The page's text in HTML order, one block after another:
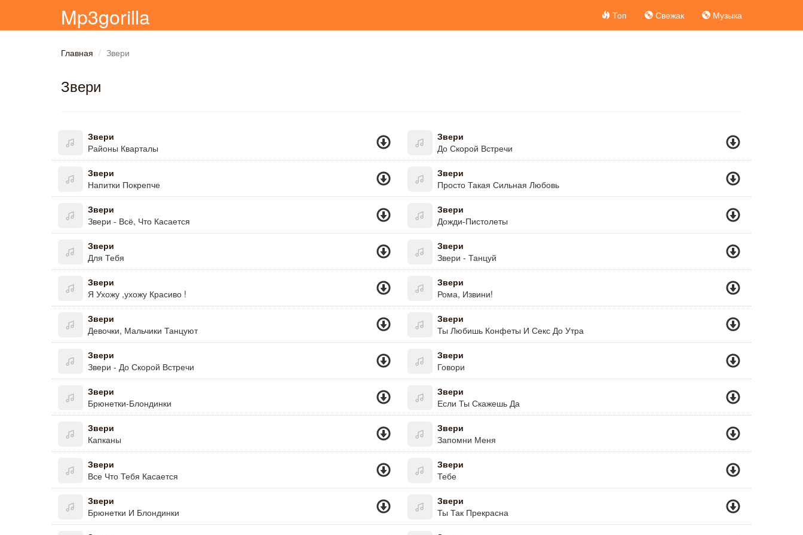
Mp3gorilla Топ Свежак Музыка
Главная Звери
Звери
Звери
Районы Кварталы
Звери
До Скорой Встречи
Звери
Напитки Покрепче
Звери
Просто Такая Сильная Любовь
Звери
Звери - Всё, Что Касается
Звери
Дожди-Пистолеты
Звери
Для Тебя
Звери
Звери - Танцуй
Звери
Я Ухожу ,ухожу Красиво !
Звери
Рома, Извини!
Звери
Девочки, Мальчики Танцуют
Звери
Ты Любишь Конфеты И Секс До Утра
Звери
Звери - До Скорой Встречи
Звери
Говори
Звери
Брюнетки-Блондинки
Звери
Если Ты Скажешь Да
Звери
Капканы
Звери
Запомни Меня
Звери
Все Что Тебя Касается
Звери
Тебе
Звери
Брюнетки И Блондинки
Звери
Ты Так Прекрасна